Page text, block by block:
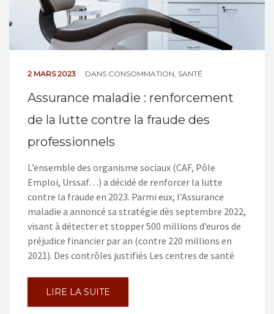
2 MARS 2023 DANS CONSOMMATION SANTÉ
Assurance maladie : renforcement
de la lutte contre la fraude des
professionnels
L’ensemble des organisme sociaux (CAF, Pôle
Emploi, Urssaf…) a décidé de renforcer la lutte
contre la fraude en 2023. Parmi eux, l’Assurance
maladie a annoncé sa stratégie dès septembre 2022,
visant à détecter et stopper 500 millions d’euros de
préjudice financier par an (contre 220 millions en
2021). Des contrôles justifiés Les centres de santé
LIRE LA SUITE